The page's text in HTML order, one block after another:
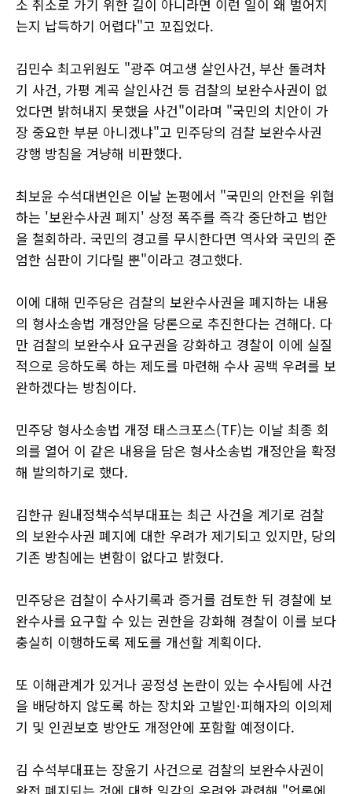
소 취소로 가기 위한 길이 아니라면 이런 일이 왜 벌어지
는지 납득하기 어렵다"고 꼬집었다.
김민수 최고위원도 "광주 여고생 살인사건, 부산 돌려차
기 사건, 가평 계곡 살인사건 등 검찰의 보완수사권이 없
었다면 밝혀내지 못했을 사건"이라며 "국민의 치안이 가
장 중요한 부분 아니겠냐"고 민주당의 검찰 보완수사권
강행 방침을 겨냥해 비판했다.
최보윤 수석대변인은 이날 논평에서 "국민의 안전을 위협
하는 '보완수사권 폐지' 상정 폭주를 즉각 중단하고 법안
을 철회하라. 국민의 경고를 무시한다면 역사와 국민의 준
엄한 심판이 기다릴 뿐"이라고 경고했다.
이에 대해 민주당은 검찰의 보완수사권을 폐지하는 내용
의 형사소송법 개정안을 당론으로 추진한다는 견해다. 다
만 검찰의 보완수사 요구권을 강화하고 경찰이 이에 실질
적으로 응하도록 하는 제도를 마련해 수사 공백 우려를 보
완하겠다는 방침이다.
민주당 형사소송법 개정 태스크포스(TF)는 이날 최종 회
의를 열어 이 같은 내용을 담은 형사소송법 개정안을 확정
해 발의하기로 했다.
김한규 원내정책수석부대표는 최근 사건을 계기로 검찰
의 보완수사권 폐지에 대한 우려가 제기되고 있지만, 당의
기존 방침에는 변함이 없다고 밝혔다.
민주당은 검찰이 수사기록과 증거를 검토한 뒤 경찰에 보
완수사를 요구할 수 있는 권한을 강화해 경찰이 이를 보다
충실히 이행하도록 제도를 개선할 계획이다.
또 이해관계가 있거나 공정성 논란이 있는 수사팀에 사건
을 배당하지 않도록 하는 장치와 고발인·피해자의 이의제
기 및 인권보호 방안도 개정안에 포함할 예정이다.
김 수석부대표는 장윤기 사건으로 검찰의 보완수사권이